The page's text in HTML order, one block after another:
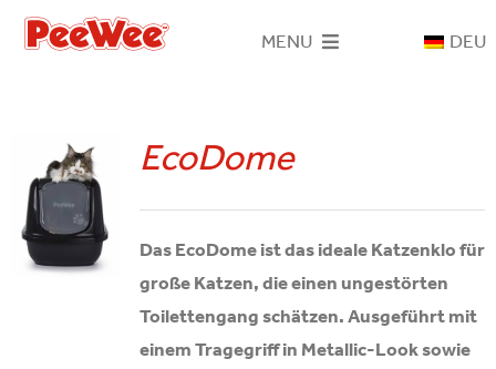
Skip
MENU
PeeWee-System
Katzenklos
Holzstreu
DEU
EcoDome
Das EcoDome ist das ideale Katzenklo für
große Katzen, die einen ungestörten
Toilettengang schätzen. Ausgeführt mit
einem Tragegriff in Metallic-Look sowie